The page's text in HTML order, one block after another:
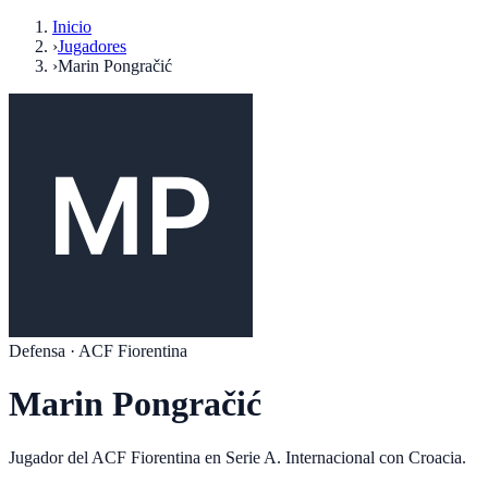
Inicio
›Jugadores
›Marin Pongračić
Defensa · ACF Fiorentina
Marin Pongračić
Jugador del ACF Fiorentina en Serie A. Internacional con Croacia.